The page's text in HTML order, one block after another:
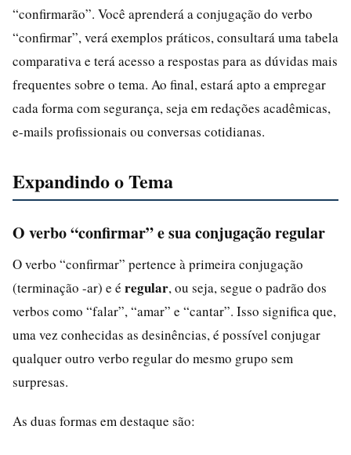
“confirmarão”. Você aprenderá a conjugação do verbo
“confirmar”, verá exemplos práticos, consultará uma tabela
comparativa e terá acesso a respostas para as dúvidas mais
frequentes sobre o tema. Ao final, estará apto a empregar
cada forma com segurança, seja em redações acadêmicas,
e-mails profissionais ou conversas cotidianas.
Expandindo o Tema
O verbo “confirmar” e sua conjugação regular
O verbo “confirmar” pertence à primeira conjugação
(terminação -ar) e é regular, ou seja, segue o padrão dos
verbos como “falar”, “amar” e “cantar”. Isso significa que,
uma vez conhecidas as desinências, é possível conjugar
qualquer outro verbo regular do mesmo grupo sem
surpresas.
As duas formas em destaque são: